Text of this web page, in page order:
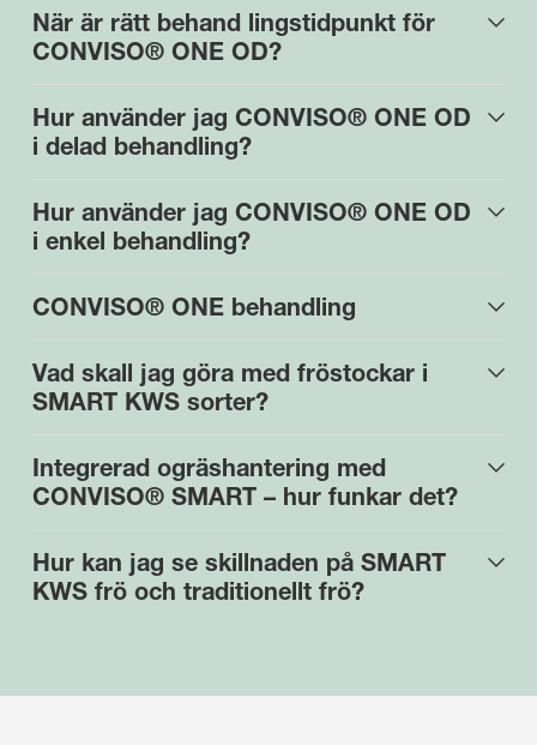
När är rätt behand lingstidpunkt för
CONVISO® ONE OD?
Hur använder jag CONVISO® ONE OD
i delad behandling?
Hur använder jag CONVISO® ONE OD
i enkel behandling?
CONVISO® ONE behandling
Vad skall jag göra med fröstockar i
SMART KWS sorter?
Integrerad ogräshantering med
CONVISO® SMART – hur funkar det?
Hur kan jag se skillnaden på SMART
KWS frö och traditionellt frö?